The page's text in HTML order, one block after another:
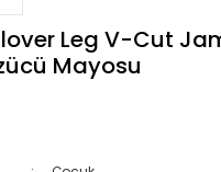
Leg V-Cut
Mayosu